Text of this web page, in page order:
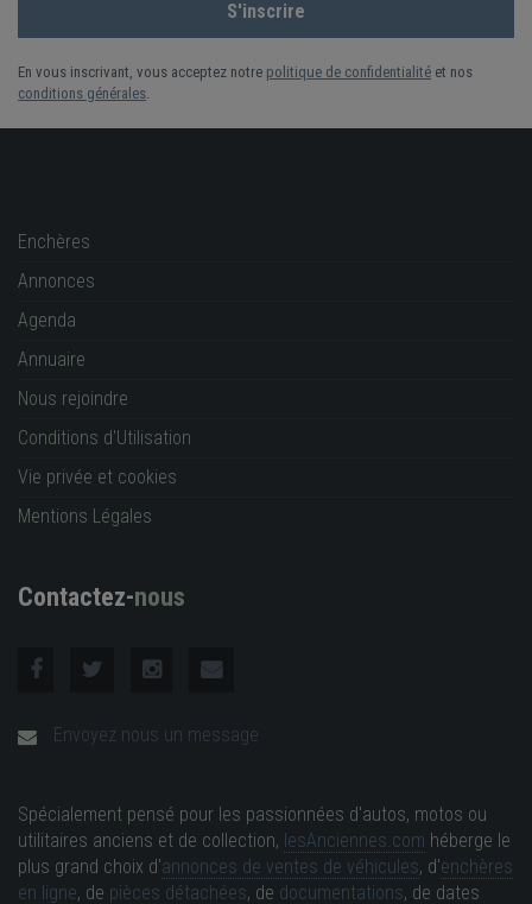
En vous inscrivant, vous acceptez notre politique de confidentialité et nos
conditions générales
Enchères
Annonces
Agenda
Annuaire
Nous rejoindre
Conditions d'Utilisation
Vie privée et cookies
Mentions Légales
Contactez-nous
Envoyez nous un message
Spécialement pensé pour les passionnées d'autos, motos ou
utilitaires anciens et de collection, lesAnciennes.com héberge le
plus grand choix d'annonces de ventes de véhicules, d'enchères
en ligne, de pièces détachées, de documentations, de dates